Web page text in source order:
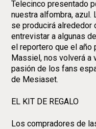
Telecinco presentado
nuestra alfombra, azul.
se producirá alrededor
entrevistar a algunas
el reportero que el año
Massiel, nos volverá a
pasión de los fans
de Mesiaset.
EL KIT DE REGALO
Los compradores de